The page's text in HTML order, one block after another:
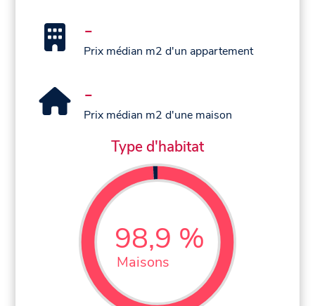
-
Prix médian m2 d'un appartement
-
Prix médian m2 d'une maison
Type d'habitat
98,9 %
Maisons